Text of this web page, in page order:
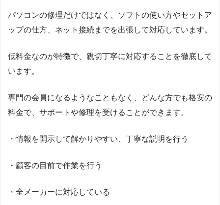
パソコンの修理だけではなく、ソフトの使い方やセットア
ップの仕方、ネット接続までを出張して対応しています。
低料金なのが特徴で、親切丁寧に対応することを徹底して
います。
専門の会員になるようなこともなく、どんな方でも格安の
料金で、サポートや修理を受けることができます。
・情報を開示して解かりやすい、丁寧な説明を行う
・顧客の目前で作業を行う
・全メーカーに対応している